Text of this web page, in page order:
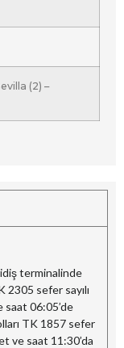
(2) –
terminalinde
2305 sefer sayılı
saat 06:05’de
TK 1857 sefer
ve saat 11:30’da